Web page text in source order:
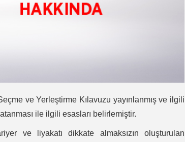
ve Yerleştirme Kılavuzu yayınlanmış ve ilgili
ile ilgili esasları belirlemiştir.
ve liyakatı dikkate almaksızın oluşturulan